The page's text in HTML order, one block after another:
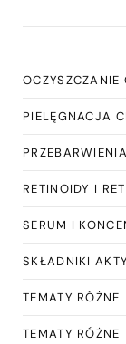
OCZYSZCZANIE
PIELĘGNACJA
RETINOIDY I
SERUM I
SKŁADNIKI
TEMATY RÓŻNE
TEMATY RÓŻNE